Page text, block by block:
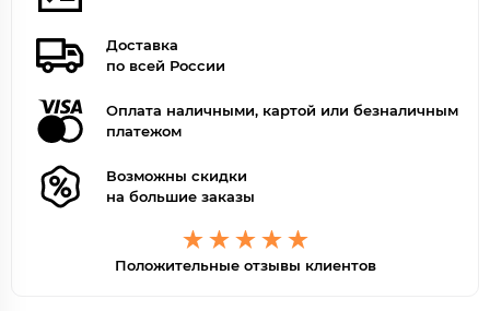
Доставка
по всей России
Оплата наличными, картой или безналичным
платежом
Возможны скидки
на большие заказы
Положительные отзывы клиентов